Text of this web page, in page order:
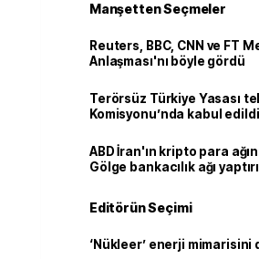
Manşetten Seçmeler
Reuters, BBC, CNN ve FT
Anlaşması'nı böyle gördü
Terörsüz Türkiye Yasası
Komisyonu’nda kabul edildi
ABD İran'ın kripto para
Gölge bankacılık ağı
Editörün Seçimi
‘Nükleer’ enerji